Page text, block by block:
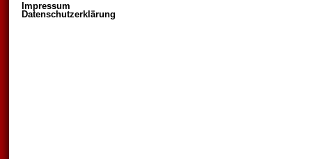
Impressum
Datenschutzerklärung